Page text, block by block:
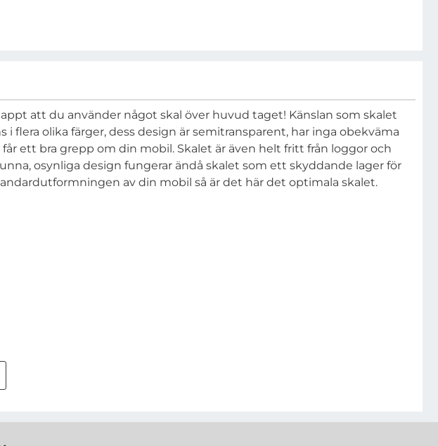
att du använder något skal över huvud taget! Känslan som skalet
olika färger, dess design är semitransparent, har inga obekväma
ett bra grepp om din mobil. Skalet är även helt fritt från loggor och
osynliga design fungerar ändå skalet som ett skyddande lager för
av din mobil så är det här det optimala skalet.